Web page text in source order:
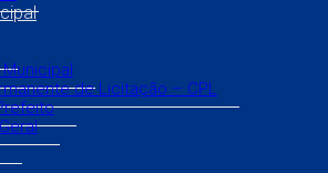
de Licitação – CPL